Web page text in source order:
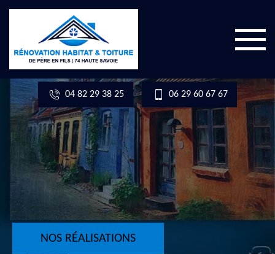
04 82 29 38 25 06 29 60 67 67
NOS RÉALISATIONS